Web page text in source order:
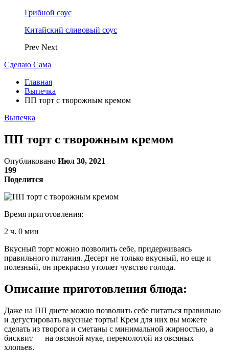
Грибной соус
Китайский сливовый соус
Prev Next
Сделаю Сама
Главная
Выпечка
ПП торт с творожным кремом
Выпечка
ПП торт с творожным кремом
Опубликовано Июл 30, 2021
199
Поделится
Время приготовления:
2 ч. 0 мин
Вкусный торт можно позволить себе, придерживаясь
правильного питания. Десерт не только вкусный, но еще и
полезный, он прекрасно утоляет чувство голода.
Описание приготовления блюда:
Даже на ПП диете можно позволить себе питаться правильно
и дегустировать вкусные торты! Крем для них вы можете
сделать из творога и сметаны с минимальной жирностью, а
бисквит — на овсяной муке, перемолотой из овсяных
хлопьев.